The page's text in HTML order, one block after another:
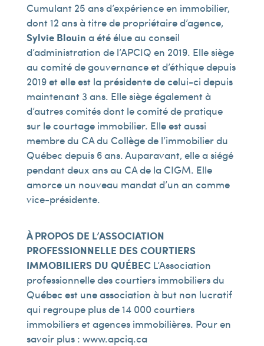
Cumulant 25 ans d’expérience en immobilier,
dont 12 ans à titre de propriétaire d’agence,
Sylvie Blouin a été élue au conseil
d’administration de l’APCIQ en 2019. Elle siège
au comité de gouvernance et d’éthique depuis
2019 et elle est la présidente de celui-ci depuis
maintenant 3 ans. Elle siège également à
d’autres comités dont le comité de pratique
sur le courtage immobilier. Elle est aussi
membre du CA du Collège de l’immobilier du
Québec depuis 6 ans. Auparavant, elle a siégé
pendant deux ans au CA de la CIGM. Elle
amorce un nouveau mandat d’un an comme
vice-présidente.
À PROPOS DE L’ASSOCIATION
PROFESSIONNELLE DES COURTIERS
IMMOBILIERS DU QUÉBEC L’Association
professionnelle des courtiers immobiliers du
Québec est une association à but non lucratif
qui regroupe plus de 14 000 courtiers
immobiliers et agences immobilières. Pour en
savoir plus : www.apciq.ca